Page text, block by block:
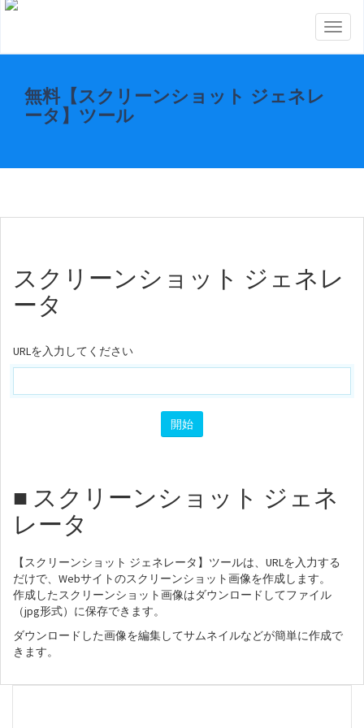
無料【スクリーンショット ジェネレ
ータ】ツール
スクリーンショット ジェネレ
ータ
URLを入力してください
■ スクリーンショット ジェネ
レータ
【スクリーンショット ジェネレータ】ツールは、URLを入力する
だけで、Webサイトのスクリーンショット画像を作成します。
作成したスクリーンショット画像はダウンロードしてファイル
（jpg形式）に保存できます。
ダウンロードした画像を編集してサムネイルなどが簡単に作成で
きます。